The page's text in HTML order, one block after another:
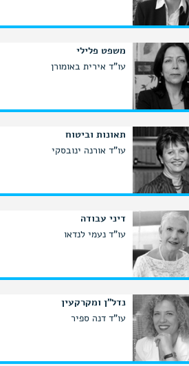
משפט פלילי
עו"ד אירית באומורן
תאונות וביטוח
עו"ד אורנה ינובסקי
דיני עבודה
עו"ד נעמי לנדאו
נדל"ן ומקרקעין
עו"ד דנה ספיר